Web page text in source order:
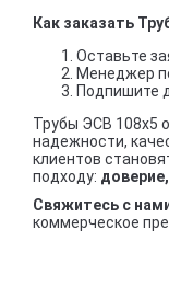
Как заказать
Оставьте
Менеджер
Подпишите
Трубы ЭСВ 108х5
надежности,
клиентов
подходу:
Свяжитесь с
коммерческое